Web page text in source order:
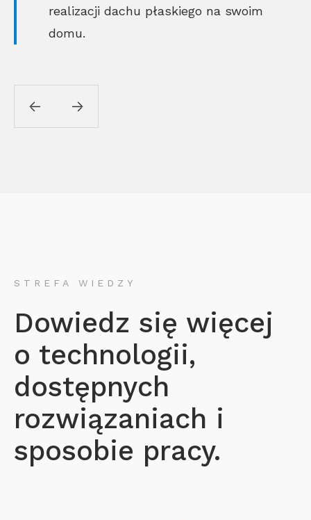
realizacji dachu płaskiego na swoim
domu.
STREFA WIEDZY
Dowiedz się więcej
o technologii,
dostępnych
rozwiązaniach i
sposobie pracy.